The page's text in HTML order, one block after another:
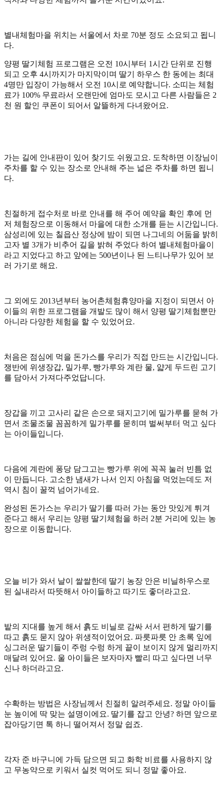
별내체험마을 위치는 서울에서 차로 70분 정도 소요되고 됩니
다.
양평 딸기체험 프로그램은 오전 10시부터 1시간 단위로 진행
되고 오후 4시까지가 마지막이며 딸기 하우스 한 동에는 최대
4명만 입장이 가능해서 오전 10시로 예약합니다. 소띠는 체험
료가 100% 무료라서 오랜만에 엄마도 모시고 다른 사람들은 2
천 원 할인 쿠폰이 되어서 알뜰하게 다녀왔어요.
가는 길에 안내판이 있어 찾기도 쉬웠고요. 도착하면 이장님이
주차를 할 수 있는 장소로 안내해 주는 넓은 주차를 하면 됩니
다.
친절하게 접수처로 바로 안내를 해 주어 예약을 확인 후에 먼
저 체험장으로 이동해서 마을에 대한 소개를 듣는 시간입니다.
삼성리에 있는 칠읍산 정상에 밤이 되면 나그네의 어둠을 밝히
고자 별 3개가 비추어 길을 밝혀 주었다 하여 별내체험마을이
라고 지었다고 하고 앞에는 500년이나 된 느티나무가 있어 보
러 가기로 해요.
그 외에도 2013년부터 농어촌체험휴양마을 지정이 되면서 아
이들의 위한 프로그램을 개발도 많이 해서 양평 딸기체험뿐만
아니라 다양한 체험을 할 수 있었어요.
처음은 점심에 먹을 돈가스를 우리가 직접 만드는 시간입니다.
쟁반에 위생장갑, 밀가루, 빵가루와 계란 물, 얇게 두드린 고기
를 담아서 가져다주었답니다.
장갑을 끼고 고사리 같은 손으로 돼지고기에 밀가루를 묻혀 가
면서 조물조물 꼼꼼하게 밀가루를 묻히며 벌써부터 먹고 싶다
는 아이들입니다.
다음에 계란에 퐁당 담그고는 빵가루 위에 꼭꼭 눌러 빈틈 없
이 만듭니다. 고소한 냄새가 나서 인지 아침을 먹었는데도 저
역시 침이 꿀꺽 넘어가네요.
완성된 돈가스는 우리가 딸기를 따러 가는 동안 맛있게 튀겨
준다고 해서 우리는 양평 딸기체험을 하러 2분 거리에 있는 농
장으로 이동합니다.
오늘 비가 와서 날이 쌀쌀한데 딸기 농장 안은 비닐하우스로
된 실내라서 따뜻해서 아이들하고 따기도 좋더라고요.
밭의 지대를 높게 해서 흙도 비닐로 감싸 서서 편하게 딸기를
따고 흙도 묻지 않아 위생적이었어요. 파릇파릇 안 초록 잎에
싱그러운 딸기들이 주렁 수렁 하게 끝이 보이지 않게 멀리까지
매달려 있어요. 울 아이들은 보자마자 빨리 따고 싶다면 너무
신나 하더라고요.
수확하는 방법은 사장님께서 친절히 알려주세요. 정말 아이들
눈 높이에 딱 맞는 설명이에요. 딸기를 잡고 안녕? 하면 앞으로
잡아당기면 톡 하니 떨어져서 정말 쉽죠.
각자 준 바구니에 가득 담으면 되고 화학 비료를 사용하지 않
고 무농약으로 키워서 실컷 먹어도 되니 정말 좋아요.